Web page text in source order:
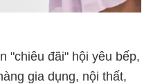
"chiêu đãi" hội yêu bếp,
gia dụng, nội thất,